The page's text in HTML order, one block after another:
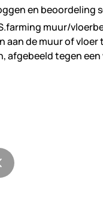
en beoordeling